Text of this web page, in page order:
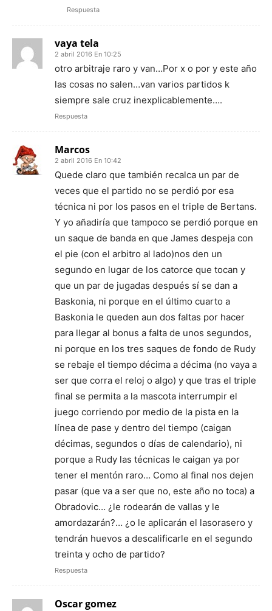
Respuesta
vaya tela
2 abril 2016 En 10:25
otro arbitraje raro y van…Por x o por y este año
las cosas no salen…van varios partidos k
siempre sale cruz inexplicablemente….
Respuesta
Marcos
2 abril 2016 En 10:42
Quede claro que también recalca un par de
veces que el partido no se perdió por esa
técnica ni por los pasos en el triple de Bertans.
Y yo añadiría que tampoco se perdió porque en
un saque de banda en que James despeja con
el pie (con el arbitro al lado)nos den un
segundo en lugar de los catorce que tocan y
que un par de jugadas después sí se dan a
Baskonia, ni porque en el último cuarto a
Baskonia le queden aun dos faltas por hacer
para llegar al bonus a falta de unos segundos,
ni porque en los tres saques de fondo de Rudy
se rebaje el tiempo décima a décima (no vaya a
ser que corra el reloj o algo) y que tras el triple
final se permita a la mascota interrumpir el
juego corriendo por medio de la pista en la
línea de pase y dentro del tiempo (caigan
décimas, segundos o días de calendario), ni
porque a Rudy las técnicas le caigan ya por
tener el mentón raro… Como al final nos dejen
pasar (que va a ser que no, este año no toca) a
Obradovic… ¿le rodearán de vallas y le
amordazarán?… ¿o le aplicarán el lasorasero y
tendrán huevos a descalificarle en el segundo
treinta y ocho de partido?
Respuesta
Oscar gomez